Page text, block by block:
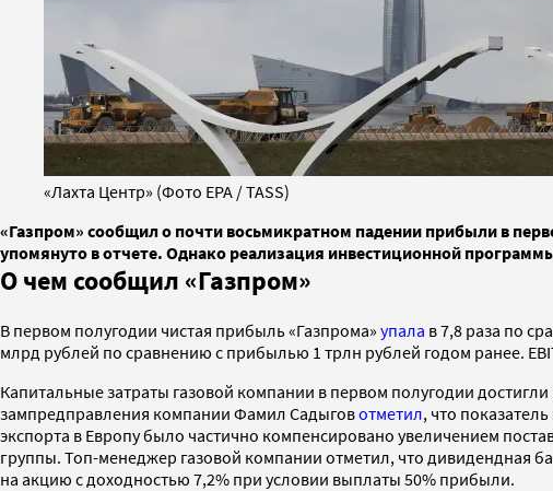
«Лахта Центр» (Фото EPA / TASS)
«Газпром» сообщил о почти восьмикратном падении прибыли в
упомянуто в отчете. Однако реализация инвестиционной
О чем сообщил «Газпром»
В первом полугодии чистая прибыль «Газпрома» упала в 7,8 раза по
млрд рублей по сравнению с прибылью 1 трлн рублей годом ранее.
Капитальные затраты газовой компании в первом полугодии
зампредправления компании Фамил Садыговотметил, что
экспорта в Европу было частично компенсировано увеличением
группы. Топ-менеджер газовой компании отметил, что дивидендная
на акцию с доходностью 7,2% при условии выплаты 50% прибыли.